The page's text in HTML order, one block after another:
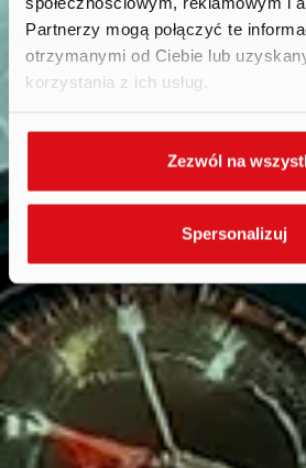
Partnerzy mogą połączyć te
otrzymanymi od Ciebie lub
korzystania z ich usług.
Zezwól na
Spersonalizuj